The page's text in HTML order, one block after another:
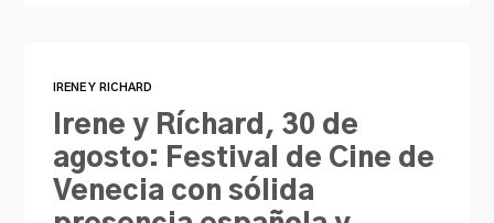
IRENE Y RICHARD
Irene y Ríchard, 30 de
agosto: Festival de Cine de
Venecia con sólida